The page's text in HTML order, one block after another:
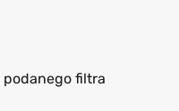
filtra